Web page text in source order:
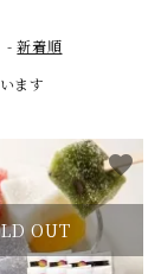
-新着順
ます
OUT
favorite